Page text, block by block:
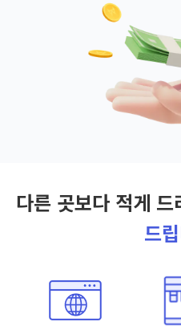
다른 곳보다 적게 드
드